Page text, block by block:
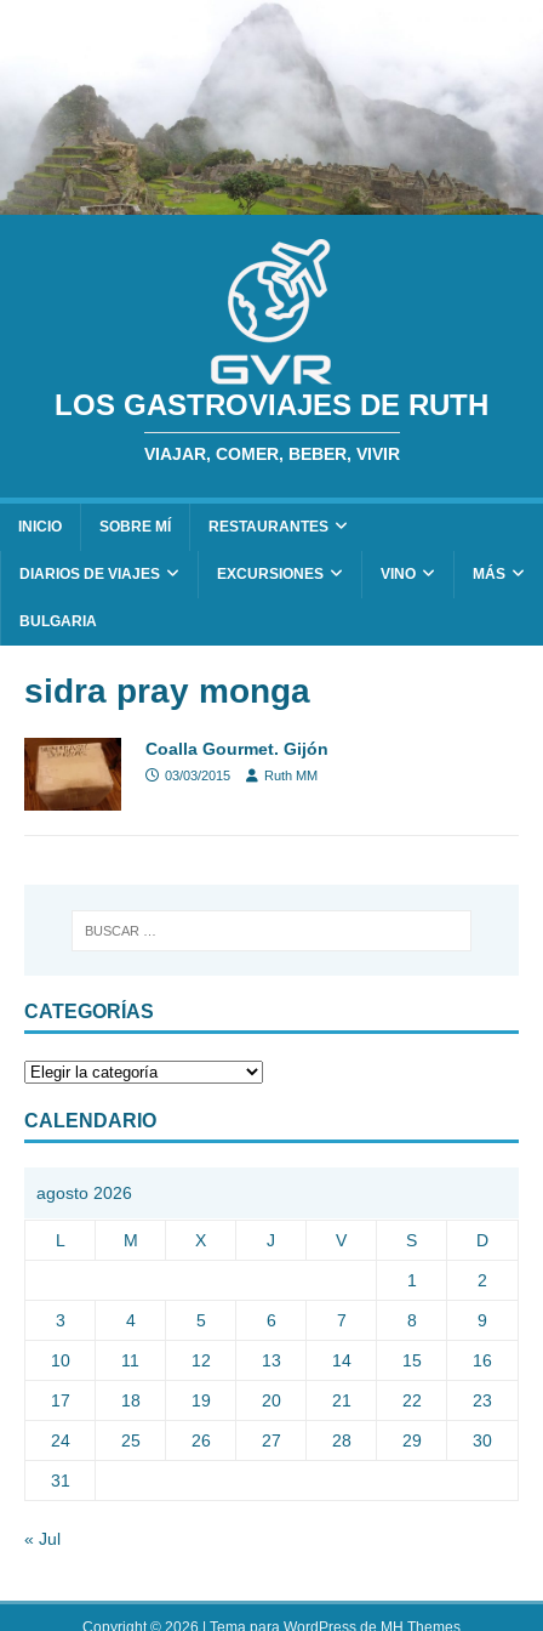
LOS GASTROVIAJES DE RUTH
VIAJAR, COMER, BEBER, VIVIR
INICIO SOBRE MÍ RESTAURANTES
DIARIOS DE VIAJES EXCURSIONES VINO MÁS
BULGARIA
sidra pray monga
Coalla Gourmet. Gijón
03/03/2015 Ruth MM
CATEGORÍAS
CALENDARIO
agosto 2026
L M X J V S D
1 2
3 4 5 6 7 8 9
10 11 12 13 14 15 16
17 18 19 20 21 22 23
24 25 26 27 28 29 30
31
« Jul
Copyright © 2026 | Tema para WordPress de MH Themes